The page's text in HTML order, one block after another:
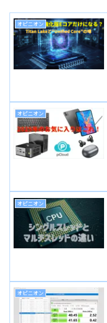
オピニオン
オピニオン
オピニオン
オピニオン